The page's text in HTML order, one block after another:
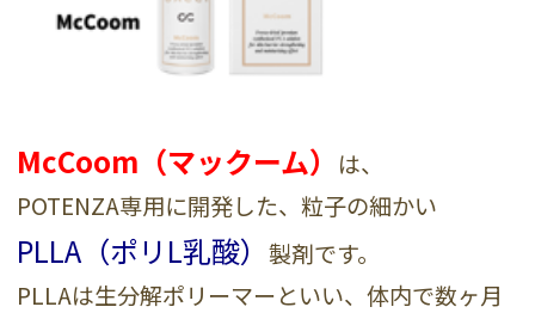
McCoom（マックーム）
は、
POTENZA専用に開発した、粒子の細かい
PLLA（ポリL乳酸）製剤です。
PLLAは生分解ポリーマーといい、体内で数ヶ月